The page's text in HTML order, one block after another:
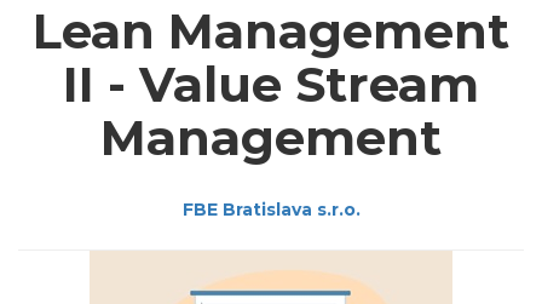
Lean Management
II - Value Stream
Management
FBE Bratislava s.r.o.